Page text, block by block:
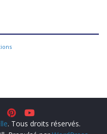
. Tous droits réservés.